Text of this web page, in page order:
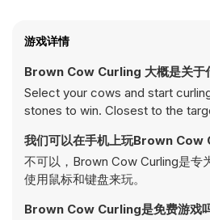
游戏详情
Brown Cow Curling 大概是关于
Select your cows and start
stones to win. Closest to the
我们可以在手机上玩Brown Cow
不可以，Brown Cow Curling是专
使用鼠标和键盘来玩。
Brown Cow Curling是免费游戏